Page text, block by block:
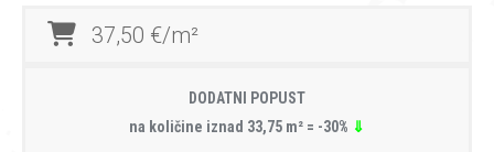
37,50 €/m²
DODATNI POPUST
na količine iznad 33,75 m² = -30% ⇓